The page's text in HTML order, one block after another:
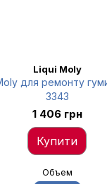
Liqui Moly
для ремонту
3343
1 406 грн
Купити
Объем